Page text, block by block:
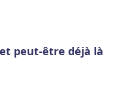
peut-être déjà là